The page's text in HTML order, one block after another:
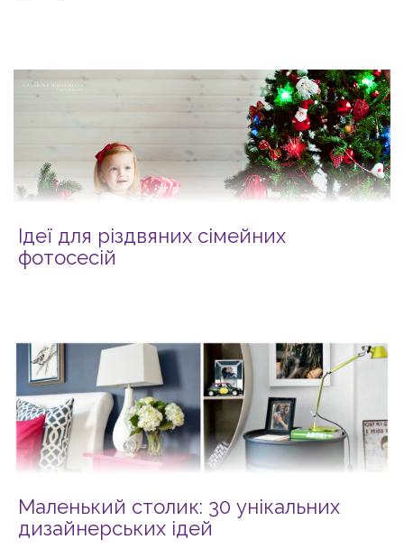
Ідеї для різдвяних сімейних
фотосесій
Маленький столик: 30 унікальних
дизайнерських ідей